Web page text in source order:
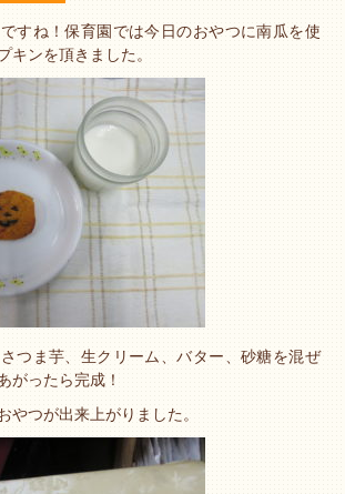
すね！保育園では今日のおやつに南瓜を使
キンを頂きました。
つま芋、生クリーム、バター、砂糖を混ぜ
がったら完成！
やつが出来上がりました。